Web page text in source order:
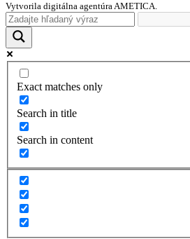
Vytvorila digitálna agentúra AMETICA.
Exact matches only
Search in title
Search in content